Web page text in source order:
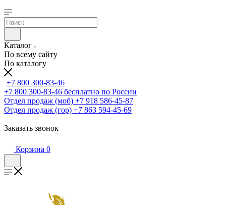
Каталог
По всему сайту
По каталогу
+7 800 300-83-46
+7 800 300-83-46 бесплатно по России
Отдел продаж (моб) +7 918 586-45-87
Отдел продаж (гор) +7 863 594-45-69
Заказать звонок
Корзина 0